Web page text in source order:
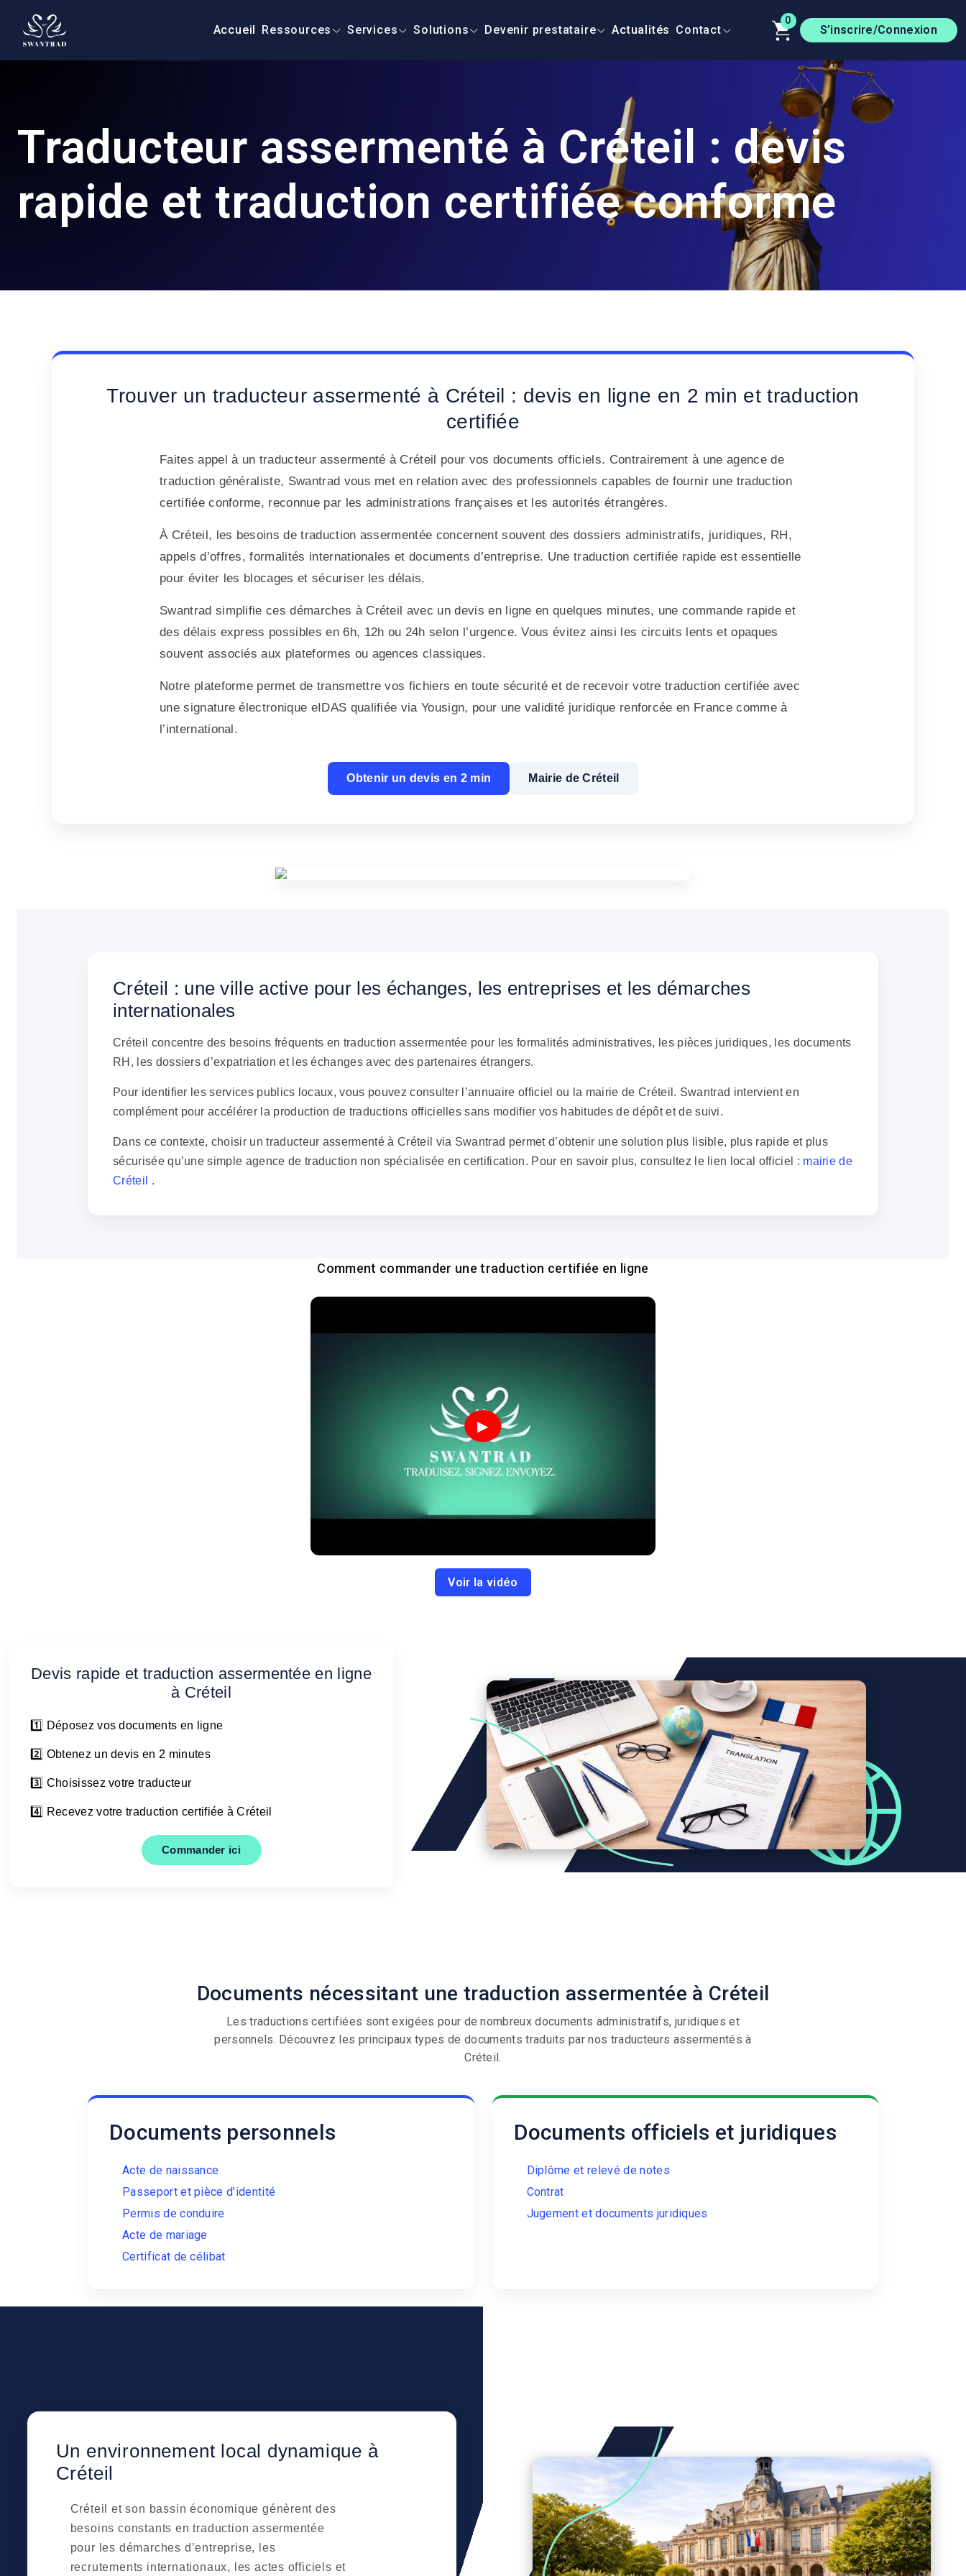
Accueil Ressources Services Solutions Devenir prestataire Actualités Contact
0
S’inscrire/Connexion
Traducteur assermenté à Créteil : devis
rapide et traduction certifiée conforme
Trouver un traducteur assermenté à Créteil : devis en ligne en 2 min et traduction
certifiée
Faites appel à un traducteur assermenté à Créteil pour vos documents officiels. Contrairement à une agence de
traduction généraliste, Swantrad vous met en relation avec des professionnels capables de fournir une traduction
certifiée conforme, reconnue par les administrations françaises et les autorités étrangères.
À Créteil, les besoins de traduction assermentée concernent souvent des dossiers administratifs, juridiques, RH,
appels d’offres, formalités internationales et documents d’entreprise. Une traduction certifiée rapide est essentielle
pour éviter les blocages et sécuriser les délais.
Swantrad simplifie ces démarches à Créteil avec un devis en ligne en quelques minutes, une commande rapide et
des délais express possibles en 6h, 12h ou 24h selon l’urgence. Vous évitez ainsi les circuits lents et opaques
souvent associés aux plateformes ou agences classiques.
Notre plateforme permet de transmettre vos fichiers en toute sécurité et de recevoir votre traduction certifiée avec
une signature électronique eIDAS qualifiée via Yousign, pour une validité juridique renforcée en France comme à
l’international.
Obtenir un devis en 2 min Mairie de Créteil
Créteil : une ville active pour les échanges, les entreprises et les démarches
internationales
Créteil concentre des besoins fréquents en traduction assermentée pour les formalités administratives, les pièces juridiques, les documents
RH, les dossiers d’expatriation et les échanges avec des partenaires étrangers.
Pour identifier les services publics locaux, vous pouvez consulter l’annuaire officiel ou la mairie de Créteil. Swantrad intervient en
complément pour accélérer la production de traductions officielles sans modifier vos habitudes de dépôt et de suivi.
Dans ce contexte, choisir un traducteur assermenté à Créteil via Swantrad permet d’obtenir une solution plus lisible, plus rapide et plus
sécurisée qu’une simple agence de traduction non spécialisée en certification. Pour en savoir plus, consultez le lien local officiel : mairie de
Créteil .
Comment commander une traduction certifiée en ligne
▶
Voir la vidéo
Devis rapide et traduction assermentée en ligne
à Créteil
1️⃣ Déposez vos documents en ligne
2️⃣ Obtenez un devis en 2 minutes
3️⃣ Choisissez votre traducteur
4️⃣ Recevez votre traduction certifiée à Créteil
Commander ici
Documents nécessitant une traduction assermentée à Créteil
Les traductions certifiées sont exigées pour de nombreux documents administratifs, juridiques et
personnels. Découvrez les principaux types de documents traduits par nos traducteurs assermentés à
Créteil.
Documents personnels
Acte de naissance
Passeport et pièce d’identité
Permis de conduire
Acte de mariage
Certificat de célibat
Documents officiels et juridiques
Diplôme et relevé de notes
Contrat
Jugement et documents juridiques
Un environnement local dynamique à
Créteil
Créteil et son bassin économique génèrent des
besoins constants en traduction assermentée
pour les démarches d’entreprise, les
recrutements internationaux, les actes officiels et